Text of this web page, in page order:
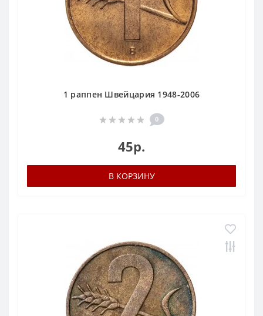
1 раппен Швейцария 1948-2006
0
45р.
В КОРЗИНУ